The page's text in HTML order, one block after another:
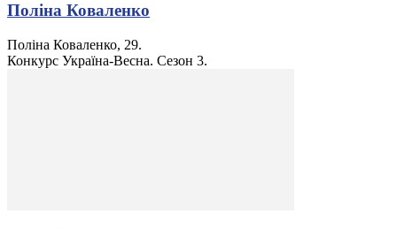
Поліна Коваленко
Поліна Коваленко, 29.
Конкурс Україна-Весна. Сезон 3.